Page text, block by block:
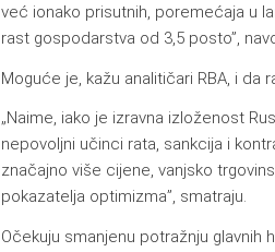
već ionako prisutnih, poremećaja u
rast gospodarstva od 3,5 posto”,
Moguće je, kažu analitičari RBA, i da
„Naime, iako je izravna izloženost
nepovoljni učinci rata, sankcija i
značajno više cijene, vanjsko
pokazatelja optimizma”, smatraju.
Očekuju smanjenu potražnju glavnih